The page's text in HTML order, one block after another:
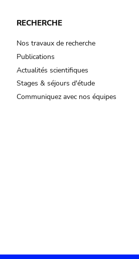
RECHERCHE
Nos travaux de recherche
Publications
Actualités scientifiques
Stages & séjours d'étude
Communiquez avec nos équipes